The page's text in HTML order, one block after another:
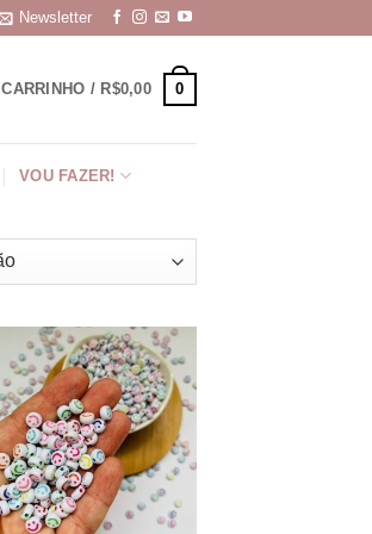
Newsletter
CARRINHO / R$0,00 0
VOU FAZER!